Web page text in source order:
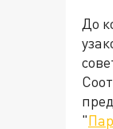
До
"